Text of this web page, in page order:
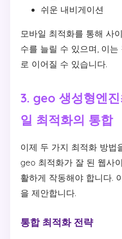
쉬운 내비게이션
모바일 최적화를 통해 사
수를 늘릴 수 있으며, 이
로 이어질 수 있습니다.
3. geo 생성형엔
일 최적화의 통합
이제 두 가지 최적화 방법
geo 최적화가 잘 된 웹사
활하게 작동해야 합니다.
을 제안합니다.
통합 최적화 전략